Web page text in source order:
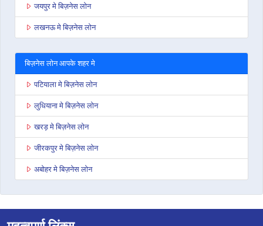
जयपुर मे बिज़नेस लोन
लखनऊ मे बिज़नेस लोन
बिज़नेस लोन आपके शहर मे
पटियाला मे बिज़नेस लोन
लुधियाना मे बिज़नेस लोन
खरड़ मे बिज़नेस लोन
जीरकपुर मे बिज़नेस लोन
अबोहर मे बिज़नेस लोन